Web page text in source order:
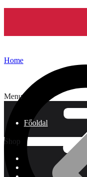
Menu
Főoldal
Shop
Home